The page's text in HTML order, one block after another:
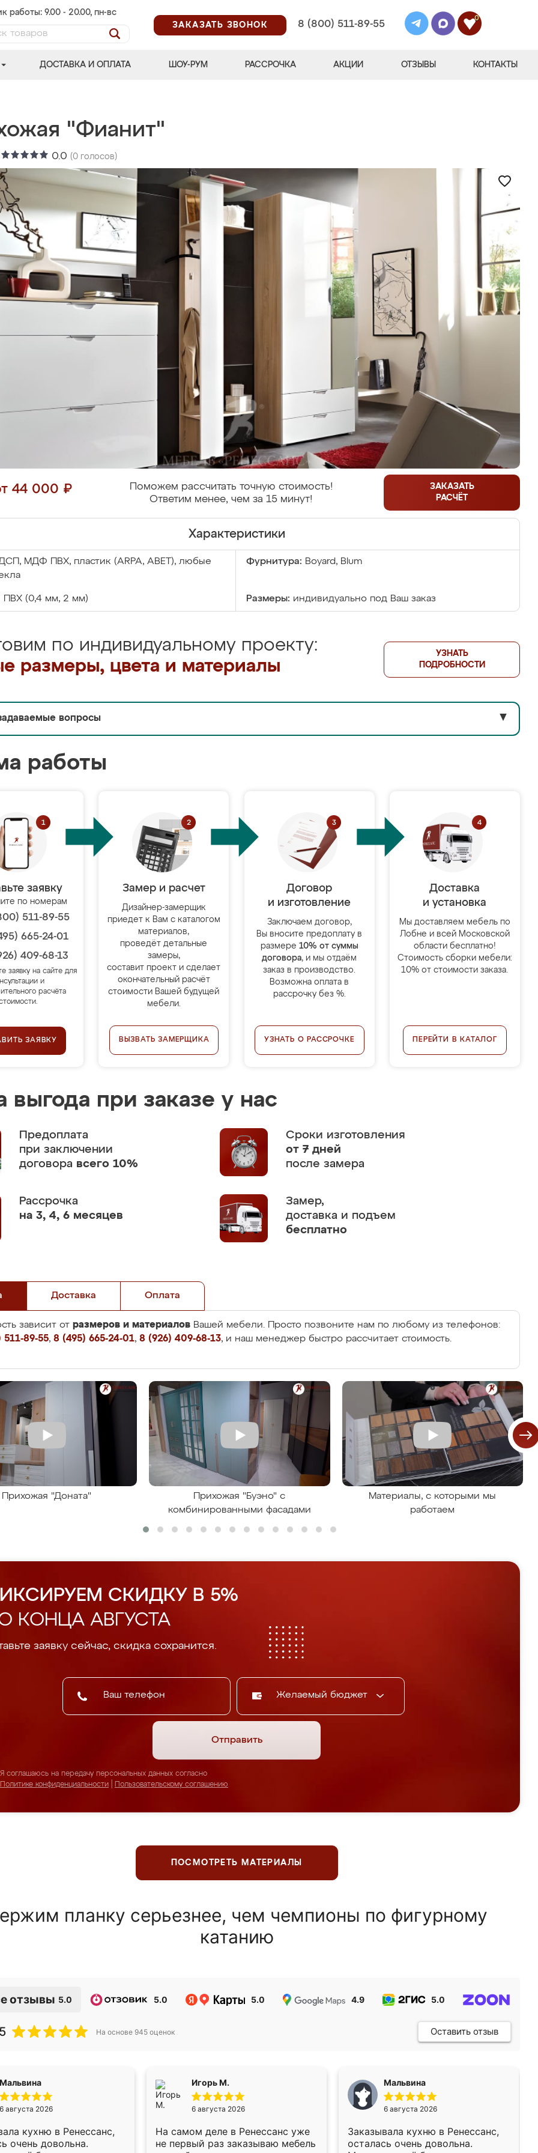
работы: 9.00 - 20.00, пн-вс
ЗАКАЗАТЬ ЗВОНОК
8 (800) 511-89-55
0
ДОСТАВКА И ОПЛАТА ШОУ-РУМ РАССРОЧКА АКЦИИ ОТЗЫВЫ КОНТАКТЫ
"Фианит"
0.0 (0 голосов)
44 000 ₽
Поможем рассчитать точную стоимость!
Ответим менее, чем за 15 минут!
ЗАКАЗАТЬ
РАСЧЁТ
Характеристики
МДФ ПВХ, пластик (ARPA, ABET), любые
Фурнитура: Boyard, Blum
ПВХ (0,4 мм, 2 мм) Размеры: индивидуально под Ваш заказ
по индивидуальному проекту:
размеры, цвета и материалы
УЗНАТЬ
ПОДРОБНОСТИ
вопросы ▼
работы
заявку
по номерам
511-89-55
665-24-01
409-68-13
заявку на сайте для
и
расчёта
ЗАЯВКУ
Замер и расчет
Дизайнер-замерщик
приедет к Вам с каталогом
материалов,
проведёт детальные
замеры,
составит проект и сделает
окончательный расчёт
стоимости Вашей будущей
мебели.
ВЫЗВАТЬ ЗАМЕРЩИКА
Договор
и изготовление
Заключаем договор,
Вы вносите предоплату в
размере 10% от суммы
договора, и мы отдаём
заказ в производство.
Возможна оплата в
рассрочку без %.
УЗНАТЬ О РАССРОЧКЕ
Доставка
и установка
Мы доставляем мебель по
Лобне и всей Московской
области бесплатно!
Стоимость сборки мебели:
10% от стоимости заказа.
ПЕРЕЙТИ В КАТАЛОГ
выгода при заказе у нас
Предоплата
при заключении
договора всего 10%
Сроки изготовления
от 7 дней
после замера
Рассрочка
на 3, 4, 6 месяцев
Замер,
доставка и подъем
бесплатно
Доставка Оплата
зависит от размеров и материалов Вашей мебели. Просто позвоните нам по любому из телефонов:
89-55, 8 (495) 665-24-01, 8 (926) 409-68-13, и наш менеджер быстро рассчитает стоимость.
Прихожая "Доната"
Прихожая "Буэно" с
комбинированными фасадами
Материалы, с которыми мы
работаем
СКИДКУ В 5%
КОНЦА АВГУСТА
заявку сейчас, скидка сохранится.
Желаемый бюджет
Отправить
Я соглашаюсь на передачу персональных данных согласно
Политике конфиденциальности
Пользовательскому соглашению
ПОСМОТРЕТЬ МАТЕРИАЛЫ
планку серьезнее, чем чемпионы по фигурному
катанию
отзывы 5.0 5.0 5.0 4.9 5.0
На основе 945 оценок Оставить отзыв
Мальвина
6 августа 2026
кухню в Ренессанс,
очень довольна.
Игорь М.
6 августа 2026
На самом деле в Ренессанс уже
не первый раз заказываю мебель
Мальвина
6 августа 2026
Заказывала кухню в Ренессанс,
осталась очень довольна.